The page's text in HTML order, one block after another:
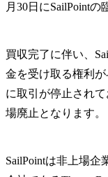
月30日にSailPointの
買収完了に伴い、
金を受け取る権利
に取引が停止され
場廃止となります。
SailPointは非上場